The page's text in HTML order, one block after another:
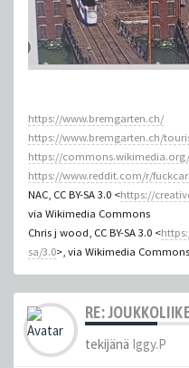
https://www.bremgarten.ch/
https://www.bremgarten.ch/
https://
https://www.reddit.com/r/
NAC, CC BY-SA 3.0 <https://
via Wikimedia Commons
Chris j wood, CC BY-SA 3.0 <
sa/3.0>, via Wikimedia Commons
RE:
tekijänä Iggy.P